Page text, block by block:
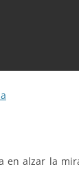
en alzar la